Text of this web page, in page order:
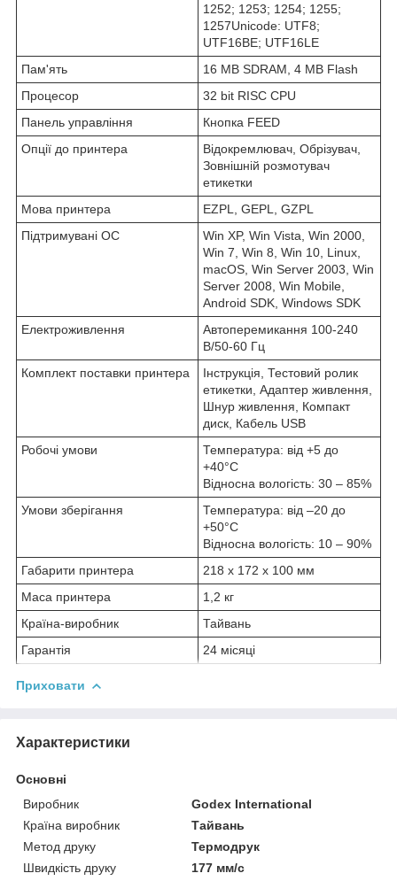
1252; 1253; 1254; 1255;
1257Unicode: UTF8;
UTF16BE; UTF16LE
Пам'ять
16 MB SDRAM, 4 MB Flash
Процесор
32 bit RISC CPU
Панель управління
Кнопка FEED
Опції до принтера
Відокремлювач, Обрізувач,
Зовнішній розмотувач
етикетки
Мова принтера
EZPL, GEPL, GZPL
Підтримувані ОС
Win XP, Win Vista, Win 2000,
Win 7, Win 8, Win 10, Linux,
macOS, Win Server 2003, Win
Server 2008, Win Mobile,
Android SDK, Windows SDK
Електроживлення
Автоперемикання 100-240
В/50-60 Гц
Комплект поставки принтера
Інструкція, Тестовий ролик
етикетки, Адаптер живлення,
Шнур живлення, Компакт
диск, Кабель USB
Робочі умови
Температура: від +5 до
+40°C
Відносна вологість: 30 – 85%
Умови зберігання
Температура: від –20 до
+50°C
Відносна вологість: 10 – 90%
Габарити принтера
218 x 172 x 100 мм
Маса принтера
1,2 кг
Країна-виробник
Тайвань
Гарантія
24 місяці
Приховати
Характеристики
Основні
Виробник
Godex International
Країна виробник
Тайвань
Метод друку
Термодрук
Швидкість друку
177 мм/с